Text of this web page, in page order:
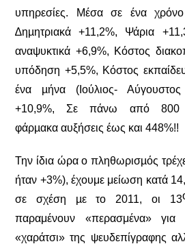
υπηρεσίες. Μέσα σε ένα
∆ηµητριακά +11,2%, Ψάρια
αναψυκτικά +6,9%, Κόστος
υπόδηση +5,5%, Κόστος
ένα µήνα (Ιούλιος-
+10,9%, Σε πάνω από 800
φάρµακα αυξήσεις έως και 448%!!
Την ίδια ώρα ο πληθωρισµός
ήταν +3%), έχουμε μείωση κατά
σε σχέση µε το 2011, οι 13
παραμένουν «περασμένα» για
«χαράτσι» της ψευδεπίγραφης